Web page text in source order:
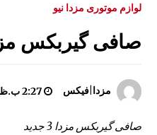
1:33 ب.ظ
قاب باطری مزدا 323 GLX , FL
لوازم موتوری مزدا نیو
صافی گیربکس مزدا 3
مزدا|فیکس 2:27 ب.ظ
صافی گیربکس مزدا 3 جدید